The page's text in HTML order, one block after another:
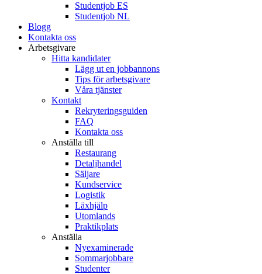
Studentjob ES
Studentjob NL
Blogg
Kontakta oss
Arbetsgivare
Hitta kandidater
Lägg ut en jobbannons
Tips för arbetsgivare
Våra tjänster
Kontakt
Rekryteringsguiden
FAQ
Kontakta oss
Anställa till
Restaurang
Detaljhandel
Säljare
Kundservice
Logistik
Läxhjälp
Utomlands
Praktikplats
Anställa
Nyexaminerade
Sommarjobbare
Studenter